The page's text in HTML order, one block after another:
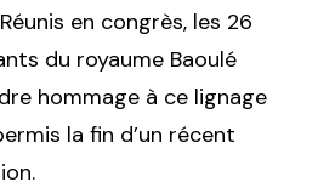
en congrès, les 26
du royaume Baoulé
hommage à ce lignage
la fin d’un récent